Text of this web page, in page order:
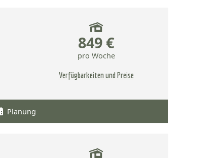
849 €
pro Woche
Verfügbarkeiten und Preise
Planung